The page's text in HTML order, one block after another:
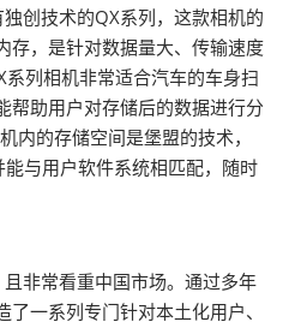
创技术的QX系列，这款相机的
存，是针对数据量大、传输速度
列相机非常适合汽车的车身扫
帮助用户对存储后的数据进行分
内的存储空间是堡盟的技术，
能与用户软件系统相匹配，随时
非常看重中国市场。通过多年
一系列专门针对本土化用户、